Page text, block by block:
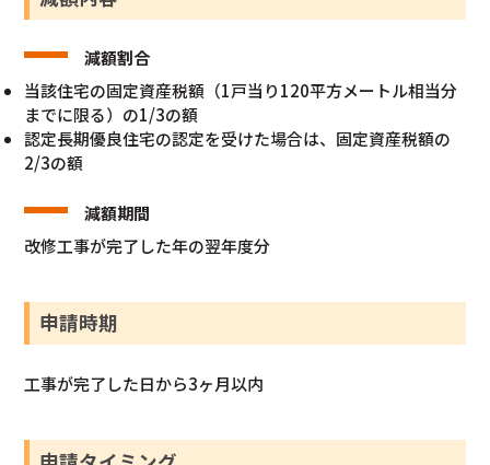
減額割合
当該住宅の固定資産税額（1戸当り120平方メートル相当分
までに限る）の1/3の額
認定長期優良住宅の認定を受けた場合は、固定資産税額の
2/3の額
減額期間
改修工事が完了した年の翌年度分
申請時期
工事が完了した日から3ヶ月以内